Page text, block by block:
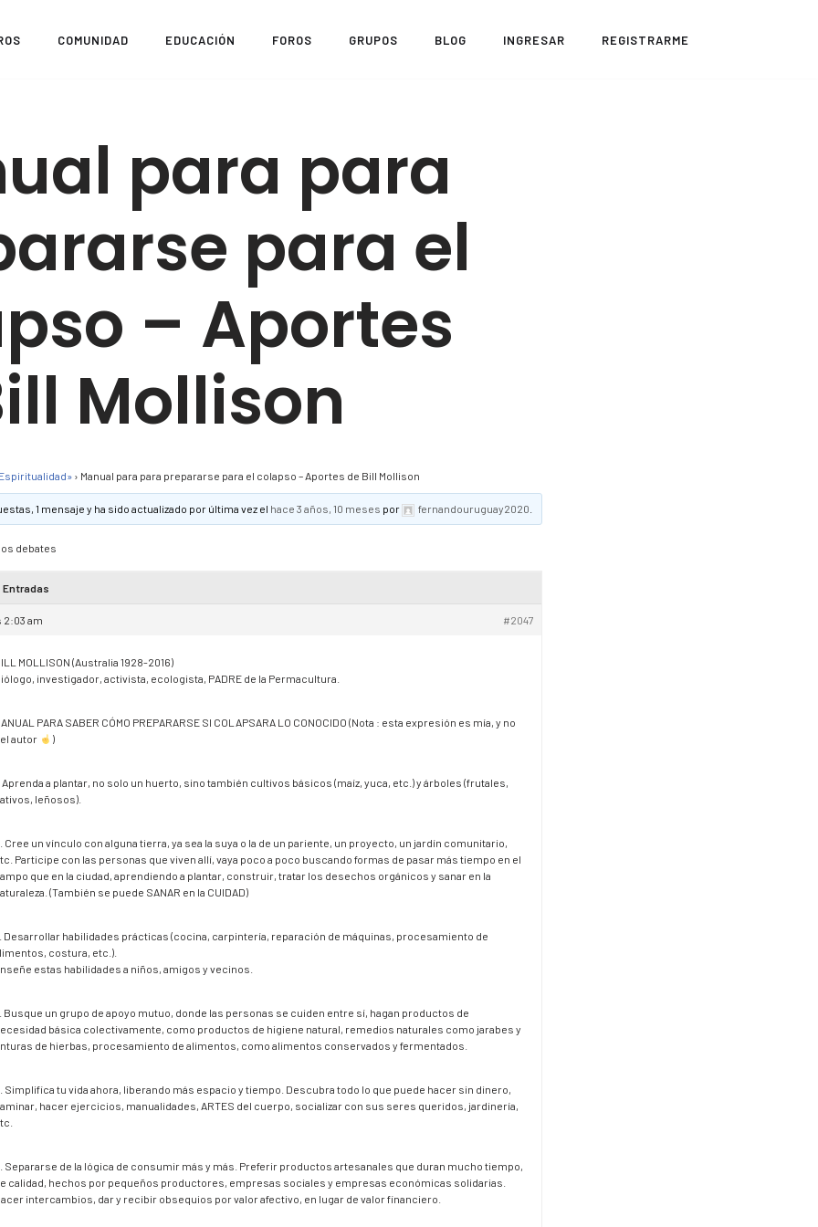
COMUNIDAD EDUCACIÓN FOROS GRUPOS BLOG INGRESAR REGISTRARME
para para
para el
– Aportes
Mollison
› Manual para para prepararse para el colapso – Aportes de Bill Mollison
1 mensaje y ha sido actualizado por última vez el hace 3 años, 10 meses por fernandouruguay2020
debates
Entradas
2:03 am #2047
MOLLISON (Australia 1928-2016)
investigador, activista, ecologista, PADRE de la Permacultura.
PARA SABER CÓMO PREPARARSE SI COLAPSARA LO CONOCIDO (Nota : esta expresión es mía, y no
autor
)
Aprenda a plantar, no solo un huerto, sino también cultivos básicos (maíz, yuca, etc.) y árboles (frutales,
leñosos).
Cree un vínculo con alguna tierra, ya sea la suya o la de un pariente, un proyecto, un jardín comunitario,
Participe con las personas que viven allí, vaya poco a poco buscando formas de pasar más tiempo en el
que en la ciudad, aprendiendo a plantar, construir, tratar los desechos orgánicos y sanar en la
(También se puede SANAR en la CUIDAD)
Desarrollar habilidades prácticas (cocina, carpintería, reparación de máquinas, procesamiento de
costura, etc.).
estas habilidades a niños, amigos y vecinos.
Busque un grupo de apoyo mutuo, donde las personas se cuiden entre sí, hagan productos de
básica colectivamente, como productos de higiene natural, remedios naturales como jarabes y
de hierbas, procesamiento de alimentos, como alimentos conservados y fermentados.
Simplifica tu vida ahora, liberando más espacio y tiempo. Descubra todo lo que puede hacer sin dinero,
hacer ejercicios, manualidades, ARTES del cuerpo, socializar con sus seres queridos, jardinería,
Separarse de la lógica de consumir más y más. Preferir productos artesanales que duran mucho tiempo,
calidad, hechos por pequeños productores, empresas sociales y empresas económicas solidarias.
intercambios, dar y recibir obsequios por valor afectivo, en lugar de valor financiero.